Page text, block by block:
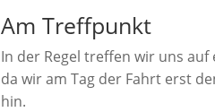
Am Treffpunkt
In der Regel treffen wir uns
da wir am Tag der Fahrt erst
hin.